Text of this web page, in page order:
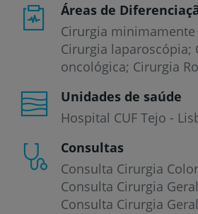
Áreas de
Cirurgia minimamente
Cirurgia laparoscópia;
oncológica; Cirurgia
Unidades de saúde
Hospital CUF Tejo -
Consultas
Consulta Cirurgia
Consulta Cirurgia Geral
Consulta Cirurgia